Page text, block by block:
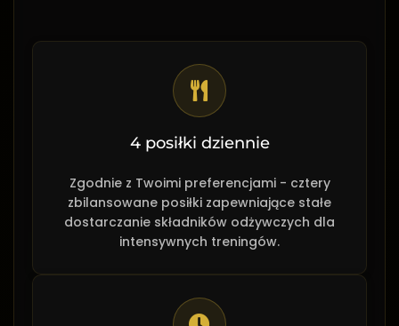
4 posiłki dziennie
Zgodnie z Twoimi preferencjami - cztery
zbilansowane posiłki zapewniające stałe
dostarczanie składników odżywczych dla
intensywnych treningów.